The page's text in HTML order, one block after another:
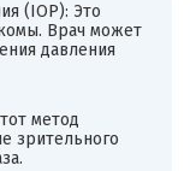
(IOP): Это
Врач может
давления
метод
зрительного